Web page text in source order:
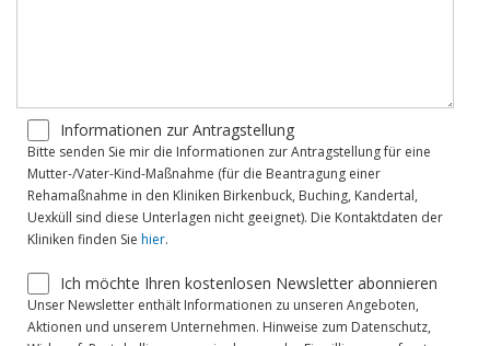
Informationen zur Antragstellung
Bitte senden Sie mir die Informationen zur Antragstellung für eine
Mutter-/Vater-Kind-Maßnahme (für die Beantragung einer
Rehamaßnahme in den Kliniken Birkenbuck, Buching, Kandertal,
Uexküll sind diese Unterlagen nicht geeignet). Die Kontaktdaten der
Kliniken finden Sie hier.
Ich möchte Ihren kostenlosen Newsletter abonnieren
Unser Newsletter enthält Informationen zu unseren Angeboten,
Aktionen und unserem Unternehmen. Hinweise zum Datenschutz,